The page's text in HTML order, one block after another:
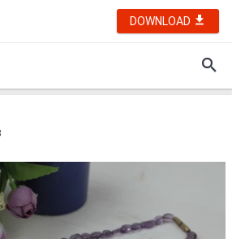
DOWNLOAD